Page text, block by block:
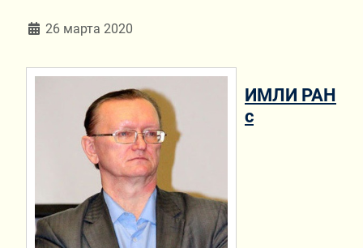
Информация о материале
26 марта 2020
ИМЛИ РАН
с